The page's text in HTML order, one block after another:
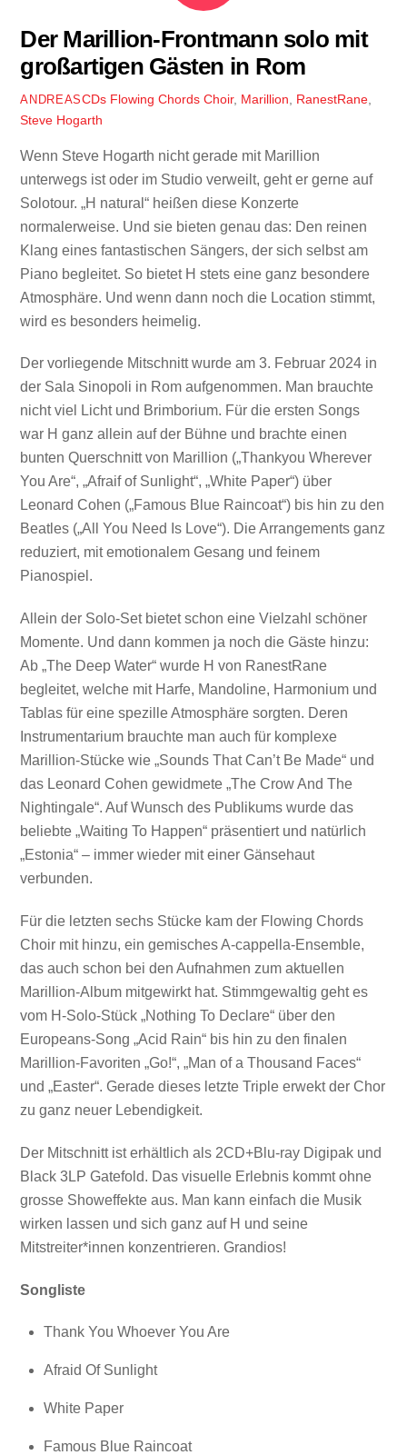
Der Marillion-Frontmann solo mit
großartigen Gästen in Rom
ANDREASCDs Flowing Chords Choir, Marillion RanestRane,
Steve Hogarth
Wenn Steve Hogarth nicht gerade mit Marillion
unterwegs ist oder im Studio verweilt, geht er gerne auf
Solotour. „H natural“ heißen diese Konzerte
normalerweise. Und sie bieten genau das: Den reinen
Klang eines fantastischen Sängers, der sich selbst am
Piano begleitet. So bietet H stets eine ganz besondere
Atmosphäre. Und wenn dann noch die Location stimmt,
wird es besonders heimelig.
Der vorliegende Mitschnitt wurde am 3. Februar 2024 in
der Sala Sinopoli in Rom aufgenommen. Man brauchte
nicht viel Licht und Brimborium. Für die ersten Songs
war H ganz allein auf der Bühne und brachte einen
bunten Querschnitt von Marillion („Thankyou Wherever
You Are“, „Afraif of Sunlight“, „White Paper“) über
Leonard Cohen („Famous Blue Raincoat“) bis hin zu den
Beatles („All You Need Is Love“). Die Arrangements ganz
reduziert, mit emotionalem Gesang und feinem
Pianospiel.
Allein der Solo-Set bietet schon eine Vielzahl schöner
Momente. Und dann kommen ja noch die Gäste hinzu:
Ab „The Deep Water“ wurde H von RanestRane
begleitet, welche mit Harfe, Mandoline, Harmonium und
Tablas für eine spezille Atmosphäre sorgten. Deren
Instrumentarium brauchte man auch für komplexe
Marillion-Stücke wie „Sounds That Can’t Be Made“ und
das Leonard Cohen gewidmete „The Crow And The
Nightingale“. Auf Wunsch des Publikums wurde das
beliebte „Waiting To Happen“ präsentiert und natürlich
„Estonia“ – immer wieder mit einer Gänsehaut
verbunden.
Für die letzten sechs Stücke kam der Flowing Chords
Choir mit hinzu, ein gemisches A-cappella-Ensemble,
das auch schon bei den Aufnahmen zum aktuellen
Marillion-Album mitgewirkt hat. Stimmgewaltig geht es
vom H-Solo-Stück „Nothing To Declare“ über den
Europeans-Song „Acid Rain“ bis hin zu den finalen
Marillion-Favoriten „Go!“, „Man of a Thousand Faces“
und „Easter“. Gerade dieses letzte Triple erwekt der Chor
zu ganz neuer Lebendigkeit.
Der Mitschnitt ist erhältlich als 2CD+Blu-ray Digipak und
Black 3LP Gatefold. Das visuelle Erlebnis kommt ohne
grosse Showeffekte aus. Man kann einfach die Musik
wirken lassen und sich ganz auf H und seine
Mitstreiter*innen konzentrieren. Grandios!
Songliste
Thank You Whoever You Are
Afraid Of Sunlight
White Paper
Famous Blue Raincoat